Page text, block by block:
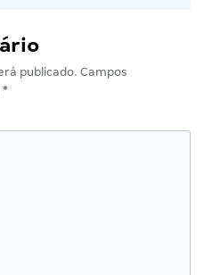
publicado. Campos
*